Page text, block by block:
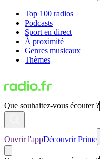
Top 100 radios
Podcasts
Sport en direct
À proximité
Genres musicaux
Thèmes
Que souhaitez-vous écouter ?
Ouvrir l'appDécouvrir Prime